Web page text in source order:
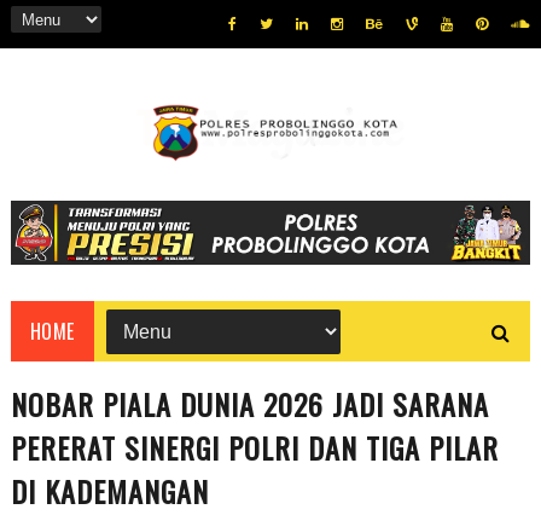
HOME
NOBAR PIALA DUNIA 2026 JADI SARANA
PERERAT SINERGI POLRI DAN TIGA PILAR
DI KADEMANGAN